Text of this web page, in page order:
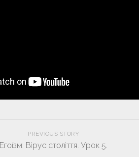
PREVIOUS STORY
Егоїзм: Вірус століття. Урок 5.